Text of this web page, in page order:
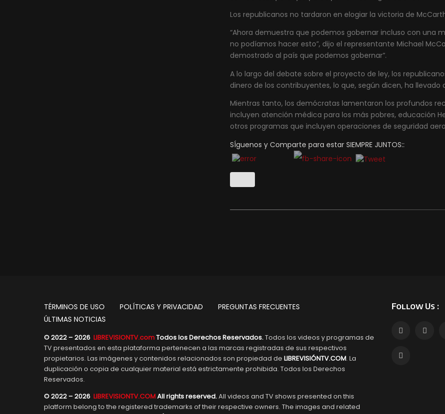
Los republicanos no tardaron en elogiar la victoria de
“Ahora demuestra que podemos gobernar incluso con una
no podíamos hacer esto”, dijo el representante Michael
demostrado al país que podemos gobernar”.
A lo largo del debate sobre el proyecto de ley, los
dinero de los contribuyentes, lo que, según dicen, ha
Mientras tanto, los demócratas lamentaron los profundos
incluyen atención médica para los más pobres, educación
otros programas que incluyen operaciones de seguridad
SÍguenos y Comparte para estar SIEMPRE JUNTOS::
TÉRMINOS DE USO POLÍTICAS Y PRIVACIDAD
PREGUNTAS FRECUENTES
ÚLTIMAS NOTICIAS
© 2022 – 2026 LIBREVISIONTV.comTodos los Derechos Reservados.Todos los videos y programas de
TV presentados en esta plataforma pertenecen a las marcas registradas de sus respectivos
propietarios. Las imágenes y contenidos relacionados son propiedad de LIBREVISIÓNTV.COM. La
duplicación o copia de cualquier material está estrictamente prohibida. Todos los Derechos
Reservados.
© 2022 – 2026 LIBREVISIONTV.COMAll rights reserved.All videos and TV shows presented on this
platform belong to the registered trademarks of their respective owners. The images and related
Follow Us :